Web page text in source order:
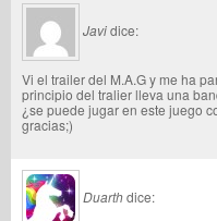
Javidice:
Vi el trailer del M.A.G y me ha
principio del tralier lleva una
¿se puede jugar en este juego
gracias;)
Duarthdice: